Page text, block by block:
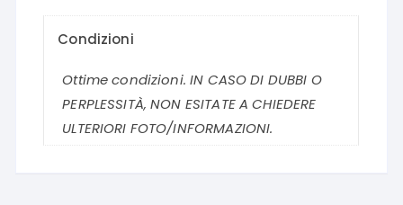
Condizioni
Ottime condizioni. IN CASO DI DUBBI O
PERPLESSITÀ, NON ESITATE A CHIEDERE
ULTERIORI FOTO/INFORMAZIONI.